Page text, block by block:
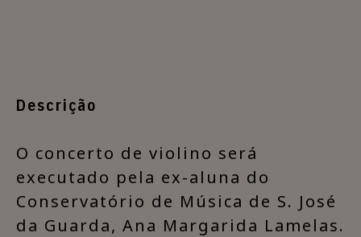
Descrição
​O concerto de violino será
executado pela ex-aluna do
Conservatório de Música de S. José
da Guarda, Ana Margarida Lamelas.